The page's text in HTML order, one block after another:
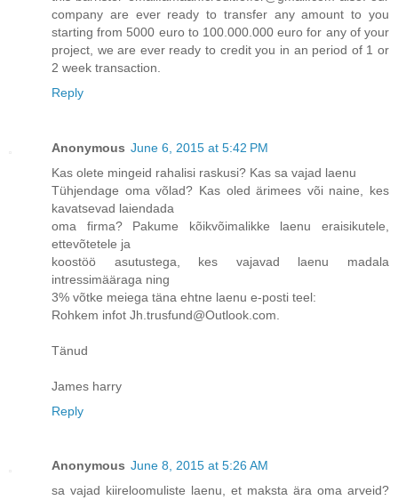
company are ever ready to transfer any amount to you
starting from 5000 euro to 100.000.000 euro for any of your
project, we are ever ready to credit you in an period of 1 or
2 week transaction.
Reply
Anonymous June 6, 2015 at 5:42 PM
Kas olete mingeid rahalisi raskusi? Kas sa vajad laenu
Tühjendage oma võlad? Kas oled ärimees või naine, kes
kavatsevad laiendada
oma firma? Pakume kõikvõimalikke laenu eraisikutele,
ettevõtetele ja
koostöö asutustega, kes vajavad laenu madala
intressimääraga ning
3% võtke meiega täna ehtne laenu e-posti teel:
Rohkem infot Jh.trusfund@Outlook.com.
Tänud
James harry
Reply
Anonymous June 8, 2015 at 5:26 AM
sa vajad kiireloomuliste laenu, et maksta ära oma arveid?